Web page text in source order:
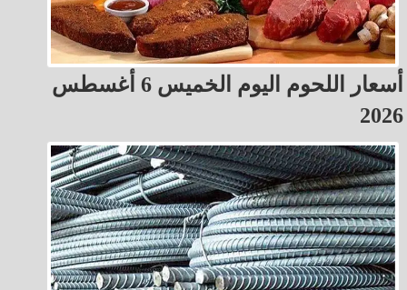
أسعار اللحوم اليوم الخميس 6 أغسطس
2026